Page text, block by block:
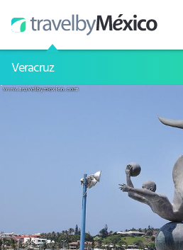
Veracruz